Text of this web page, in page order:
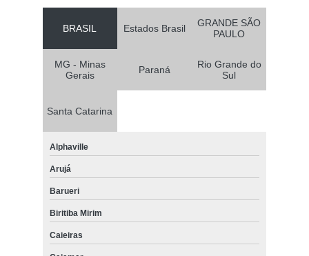
BRASIL Estados Brasil
GRANDE SÃO
PAULO
MG - Minas
Gerais
Paraná
Rio Grande do
Sul
Santa Catarina
Alphaville
Arujá
Barueri
Biritiba Mirim
Caieiras